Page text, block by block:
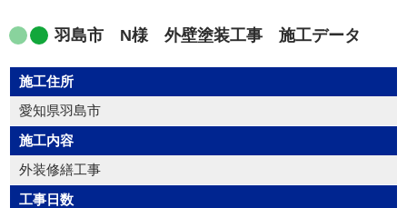
羽島市 N様 外壁塗装工事 施工データ
施工住所
愛知県羽島市
施工内容
外装修繕工事
工事日数